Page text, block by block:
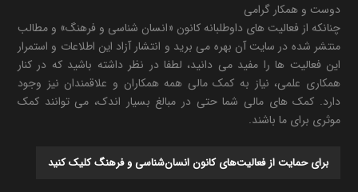
دوست و همکار گرامی
چنانکه از فعالیت های داوطلبانه کانون «انسان شناسی و فرهنگ» و مطالب
منتشر شده در سایت آن بهره می برید و انتشار آزاد این اطلاعات و استمرار
این فعالیت ها را مفید می دانید، لطفا در نظر داشته باشید که در کنار
همکاری علمی، نیاز به کمک مالی همه همکاران و علاقمندان نیز وجود
دارد. کمک های مالی شما حتی در مبالغ بسیار اندک، می توانند کمک
موثری برای ما باشند.
برای حمایت از فعالیت‌های کانون انسان‌شناسی و فرهنگ کلیک کنید